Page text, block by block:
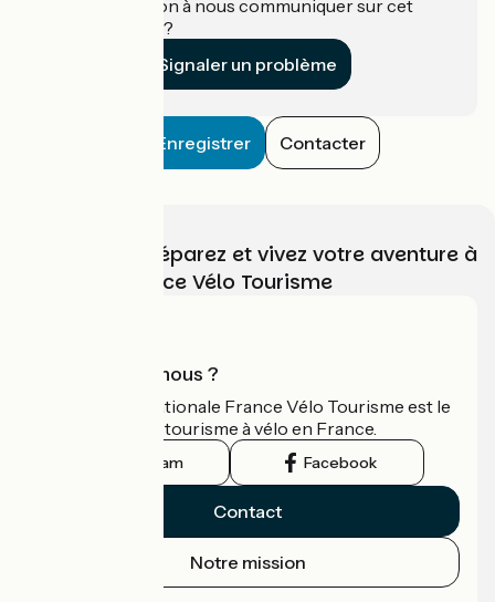
Une information à nous communiquer sur cet
établissement ?
Signaler un problème
Enregistrer Contacter
Choisissez, préparez et vivez votre aventure à
vélo avec France Vélo Tourisme
Qui sommes-nous ?
L'association nationale France Vélo Tourisme est le
guide officiel du tourisme à vélo en France.
Instagram Facebook
Contact
Notre mission